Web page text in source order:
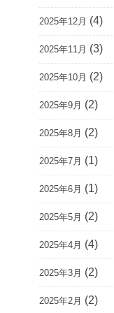
2025年12月 (4)
2025年11月 (3)
2025年10月 (2)
2025年9月 (2)
2025年8月 (2)
2025年7月 (1)
2025年6月 (1)
2025年5月 (2)
2025年4月 (4)
2025年3月 (2)
2025年2月 (2)